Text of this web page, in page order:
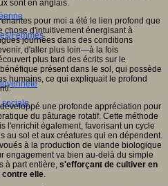
Femmes
sociale
sont en anglais.
pour moi a été le lien profond que
chose d'intuitivement énergisant à
journées dans des conditions
d'aller plus loin—à la fois
plus tard des écrits sur le
présent dans le sol, qui possède
humains, ce qui expliquait le profond
une profonde appréciation pour
du pâturage rotatif. Cette méthode
l'enrichit également, favorisant un cycle
au sol et aux créatures qui en dépendent.
à la production de viande biologique
engagement va bien au-delà du simple
à part entière, s'efforçant de cultiver en
contre elle.